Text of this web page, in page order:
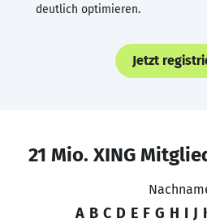
deutlich optimieren.
Jetzt
21 Mio. XING
A B C D E F G H I J